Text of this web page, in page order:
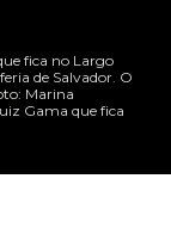
fica no Largo
de Salvador. O
Marina
Gama que fica